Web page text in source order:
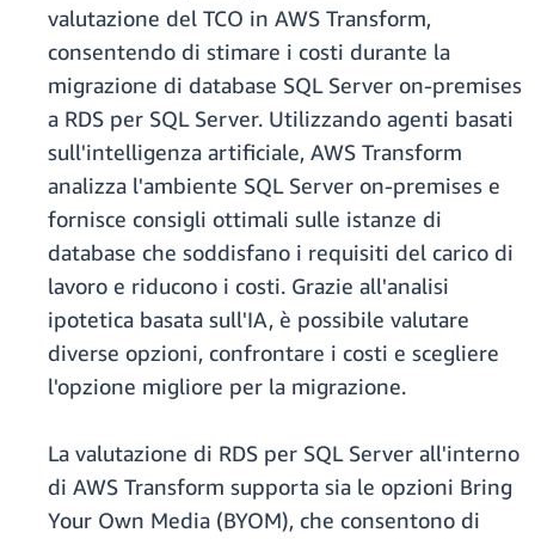
valutazione del TCO in AWS Transform,
consentendo di stimare i costi durante la
migrazione di database SQL Server on-premises
a RDS per SQL Server. Utilizzando agenti basati
sull'intelligenza artificiale, AWS Transform
analizza l'ambiente SQL Server on-premises e
fornisce consigli ottimali sulle istanze di
database che soddisfano i requisiti del carico di
lavoro e riducono i costi. Grazie all'analisi
ipotetica basata sull'IA, è possibile valutare
diverse opzioni, confrontare i costi e scegliere
l'opzione migliore per la migrazione.
La valutazione di RDS per SQL Server all'interno
di AWS Transform supporta sia le opzioni Bring
Your Own Media (BYOM), che consentono di